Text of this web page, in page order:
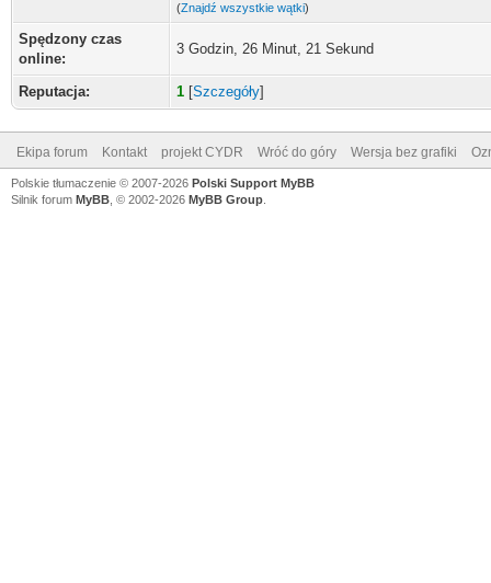
(Znajdź wszystkie wątki)
Spędzony czas
online:
3 Godzin, 26 Minut, 21 Sekund
Reputacja: 1 [Szczegóły]
Ekipa forum Kontakt projekt CYDR Wróć do góry Wersja bez grafiki
Polskie tłumaczenie © 2007-2026 Polski Support MyBB
Silnik forum MyBB , © 2002-2026 MyBB Group